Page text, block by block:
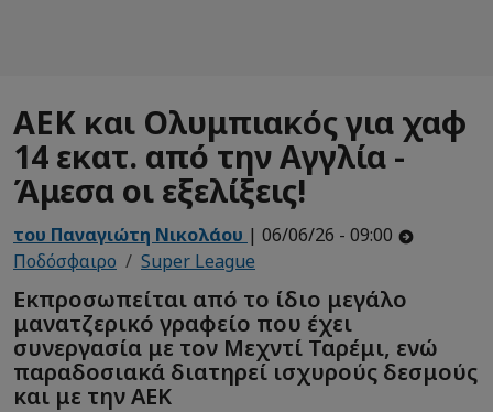
ΑΕΚ και Ολυμπιακός για χαφ
14 εκατ. από την Αγγλία -
Άμεσα οι εξελίξεις!
του Παναγιώτη Νικολάου | 06/06/26 - 09:00
Ποδόσφαιρο
Super League
Εκπροσωπείται από το ίδιο μεγάλο
μανατζερικό γραφείο που έχει
συνεργασία με τον Μεχντί Ταρέμι, ενώ
παραδοσιακά διατηρεί ισχυρούς δεσμούς
και με την ΑΕΚ